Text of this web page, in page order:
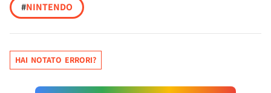
#NINTENDO
HAI NOTATO ERRORI?